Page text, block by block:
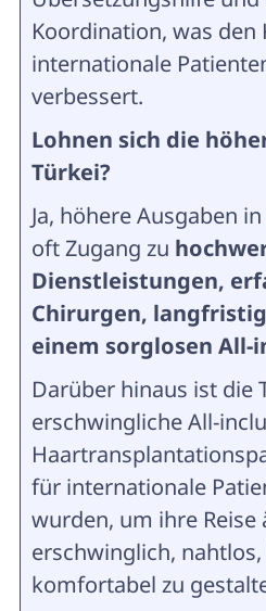
Koordination, was
internationale
verbessert.
Lohnen sich die
Türkei?
Ja, höhere Ausgaben
oft Zugang zu
Dienstleistungen,
Chirurgen,
einem sorglosen All-
Darüber hinaus ist die
erschwingliche All-
für internationale
wurden, um ihre Reise
erschwinglich,
komfortabel zu